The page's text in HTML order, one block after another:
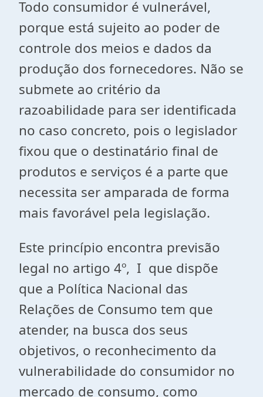
Todo consumidor é vulnerável,
porque está sujeito ao poder de
controle dos meios e dados da
produção dos fornecedores. Não se
submete ao critério da
razoabilidade para ser identificada
no caso concreto, pois o legislador
fixou que o destinatário final de
produtos e serviços é a parte que
necessita ser amparada de forma
mais favorável pela legislação.
Este princípio encontra previsão
legal no artigo 4º, I que dispõe
que a Política Nacional das
Relações de Consumo tem que
atender, na busca dos seus
objetivos, o reconhecimento da
vulnerabilidade do consumidor no
mercado de consumo, como